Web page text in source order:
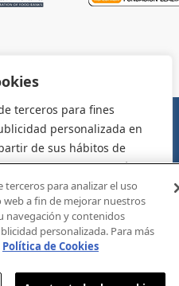
terceros para fines
personalizada en
de sus hábitos de
visitadas). Para más
de cookies. Puede
el botón "Aceptar" o
pulsando el botón
DE USO
para analizar el uso
web a fin de mejorar nuestros
navegación y contenidos
personalizada. Para más
Política de Cookies